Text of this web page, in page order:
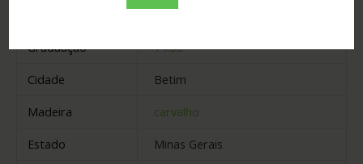
Graduação
14.00
Cidade
Betim
Madeira
carvalho
Estado
Minas Gerais